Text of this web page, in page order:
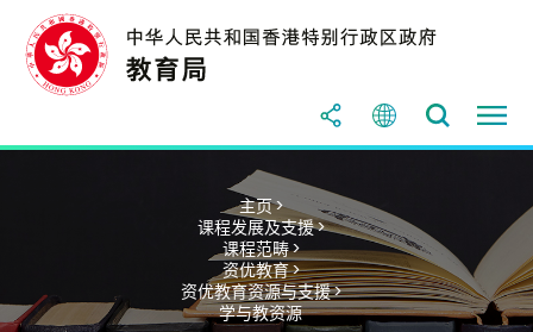
主页 >
课程发展及支援 >
课程范畴 >
资优教育 >
资优教育资源与支援 >
学与教资源